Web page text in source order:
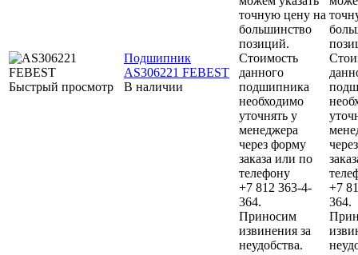
Быстрый просмотр
Подшипник
AS306221 FEBEST
В наличии
точную цену на
большинство
позиций.
Стоимость
данного
подшипника
необходимо
уточнять у
менеджера
через форму
заказа или по
телефону
+7 812 363-4-
364.
Приносим
извинения за
неудобства.
+7
364.